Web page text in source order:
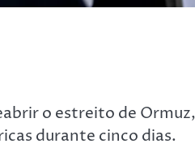
o estreito de Ormuz,
durante cinco dias.